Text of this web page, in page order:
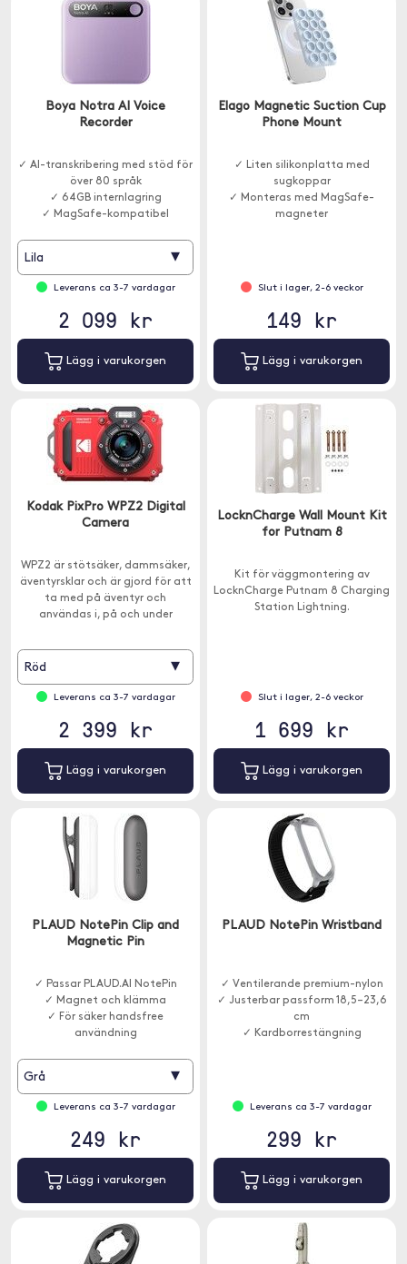
Boya Notra AI Voice
Recorder
✓ AI-transkribering med stöd för
över 80 språk
✓ 64GB internlagring
✓ MagSafe-kompatibel
Lila ▾
Leverans ca 3-7 vardagar
2 099 kr
Lägg i varukorgen
Elago Magnetic Suction Cup
Phone Mount
✓ Liten silikonplatta med
sugkoppar
✓ Monteras med MagSafe-
magneter
Slut i lager, 2-6 veckor
149 kr
Lägg i varukorgen
Kodak PixPro WPZ2 Digital
Camera
WPZ2 är stötsäker, dammsäker,
äventyrsklar och är gjord för att
ta med på äventyr och
användas i, på och under
Röd ▾
Leverans ca 3-7 vardagar
2 399 kr
Lägg i varukorgen
LocknCharge Wall Mount Kit
for Putnam 8
Kit för väggmontering av
LocknCharge Putnam 8 Charging
Station Lightning.
Slut i lager, 2-6 veckor
1 699 kr
Lägg i varukorgen
PLAUD NotePin Clip and
Magnetic Pin
✓ Passar PLAUD.AI NotePin
✓ Magnet och klämma
✓ För säker handsfree
användning
Grå ▾
Leverans ca 3-7 vardagar
249 kr
Lägg i varukorgen
PLAUD NotePin Wristband
✓ Ventilerande premium-nylon
✓ Justerbar passform 18,5–23,6
cm
✓ Kardborrestängning
Leverans ca 3-7 vardagar
299 kr
Lägg i varukorgen